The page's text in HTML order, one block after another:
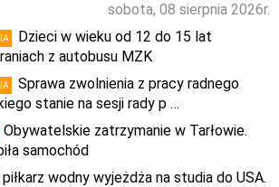
sobota, 08 sierpnia 2026r.
Dzieci w wieku od 12 do 15 lat
z autobusu MZK
Sprawa zwolnienia z pracy radnego
stanie na sesji rady p …
Obywatelskie zatrzymanie w Tarłowie.
samochód
wodny wyjeżdża na studia do USA.